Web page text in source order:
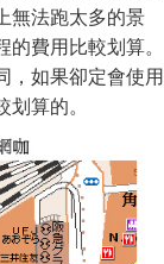
無法跑太多的景
費用比較划算。
，如果卻定會使用
算的。